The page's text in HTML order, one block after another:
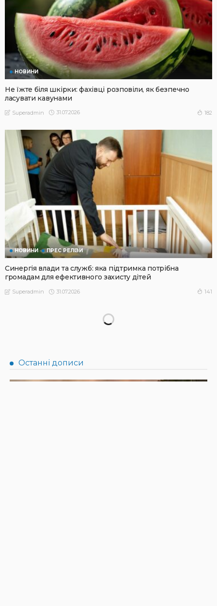
НОВИНИ
Не їжте біля шкірки: фахівці розповіли, як безпечно
ласувати кавунами
Superadmin 31.07.2026 182
НОВИНИ ПРЕС РЕЛІЗИ
Синергія влади та служб: яка підтримка потрібна
громадам для ефективного захисту дітей
Superadmin 31.07.2026 141